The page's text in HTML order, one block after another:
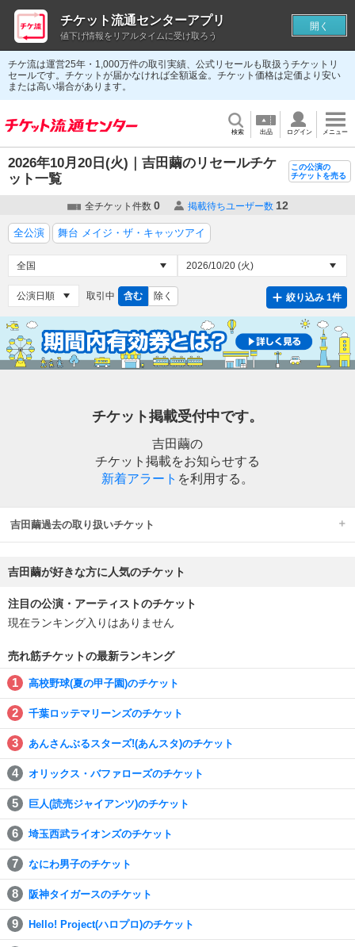
チケ流は運営25年・1,000万件の取引実績、公式リセールも取扱うチケットリ
セールです。チケットが届かなければ全額返金。チケット価格は定価より安い
または高い場合があります。
検索 出品 ログイン メニュー
2026年10月20日(火)｜吉田繭のリセールチケ
ット一覧
この公演の
チケットを売る
全チケット件数 0 掲載待ちユーザー数 12
全公演 舞台 メイジ・ザ・キャッツアイ
取引中 含む 除く 絞り込み 1件
チケット掲載受付中です。
吉田繭の
チケット掲載をお知らせする
新着アラート を利用する。
吉田繭過去の取り扱いチケット
吉田繭が好きな方に人気のチケット
注目の公演・アーティストのチケット
現在ランキング入りはありません
売れ筋チケットの最新ランキング
高校野球(夏の甲子園)のチケット
千葉ロッテマリーンズのチケット
あんさんぶるスターズ!(あんスタ)のチケット
オリックス・バファローズのチケット
巨人(読売ジャイアンツ)のチケット
埼玉西武ライオンズのチケット
なにわ男子のチケット
阪神タイガースのチケット
Hello! Project(ハロプロ)のチケット
チケット流通センターアプリ
値下げ情報をリアルタイムに受け取ろう
開く